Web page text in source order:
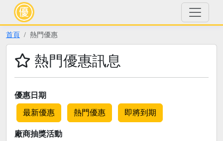
首頁 熱門優惠
熱門優惠訊息
優惠日期
最新優惠 熱門優惠 即將到期
廠商抽獎活動